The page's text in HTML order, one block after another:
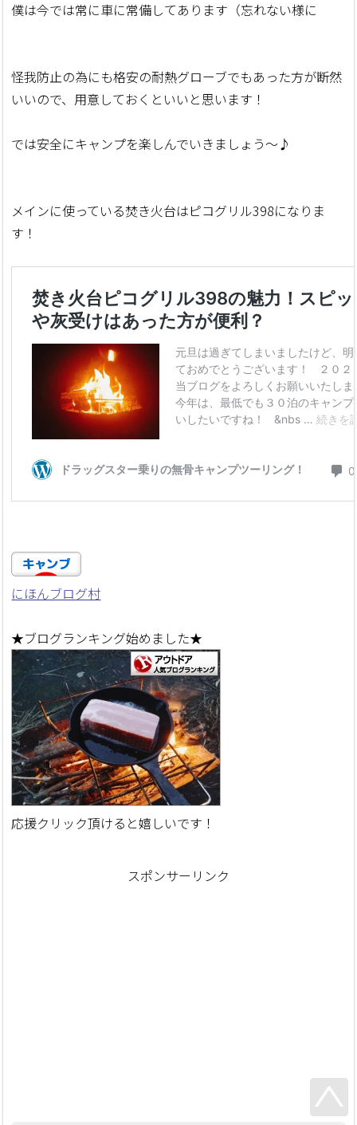
僕は今では常に車に常備してあります（忘れない様に
怪我防止の為にも格安の耐熱グローブでもあった方が断然
いいので、用意しておくといいと思います！
では安全にキャンプを楽しんでいきましょう～♪
メインに使っている焚き火台はピコグリル398になりま
す！
にほんブログ村
★ブログランキング始めました★
応援クリック頂けると嬉しいです！
スポンサーリンク